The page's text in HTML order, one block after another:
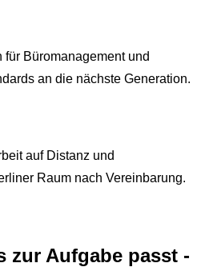
Büromanagement und
an die nächste Generation.
auf Distanz und
Raum nach Vereinbarung.
zur Aufgabe passt -